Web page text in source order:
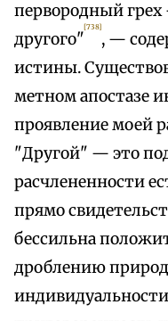
первородный
другого"
[738]
, —
истины.
метном апостазе
проявление моей
"Другой" — это
расчлененности
прямо
бессильна
дроблению